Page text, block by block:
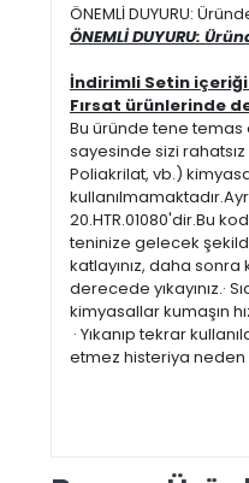
ÖNEMLİ DUYURU:
ÖNEMLİ DUYURU:
İndirimli Setin
Fırsat ürünlerinde
Bu üründe tene temas
sayesinde sizi
Poliakrilat, vb.)
20.HTR.01080'dir.Bu
teninize gelecek
katlayınız, daha sonra
derecede yıkayınız.·
kimyasallar kumaşın
· Yıkanıp tekrar
etmez histeriya neden